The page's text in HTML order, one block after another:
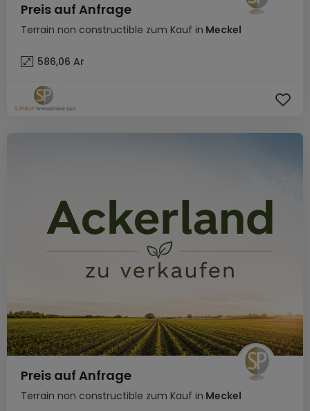
Terrain non constructible zum Kauf in Meckel
Preis auf Anfrage
586,06 Ar
Terrain non constructible zum Kauf in Meckel
Preis auf Anfrage